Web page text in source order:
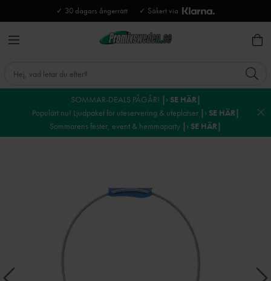
✓ 30 dagars ångerrätt ✓ Säkert via
SOMMAR-DEALS PÅGÅR! |› SE HÄR|
Populärt nu! Ljudpaket för uteservering & uteplatser |› SE HÄR|
Sommarens fester, event & hemmaparty |› SE HÄR|